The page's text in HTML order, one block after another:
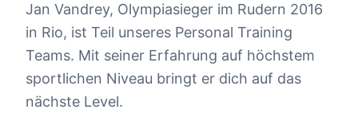
Jan Vandrey, Olympiasieger im Rudern 2016
in Rio, ist Teil unseres Personal Training
Teams. Mit seiner Erfahrung auf höchstem
sportlichen Niveau bringt er dich auf das
nächste Level.